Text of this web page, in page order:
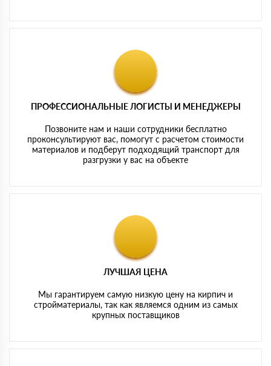
ПРОФЕССИОНАЛЬНЫЕ ЛОГИСТЫ И МЕНЕДЖЕРЫ
Позвоните нам и наши сотрудники бесплатно
проконсультируют вас, помогут с расчетом стоимости
материалов и подберут подходящий транспорт для
разгрузки у вас на объекте
ЛУЧШАЯ ЦЕНА
Мы гарантируем самую низкую цену на кирпич и
стройматериалы, так как являемся одним из самых
крупных поставщиков